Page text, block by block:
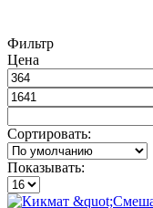
Фильтр
Цена
Сортировать:
Показывать: